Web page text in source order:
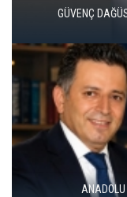
İKİ
ÜNAL